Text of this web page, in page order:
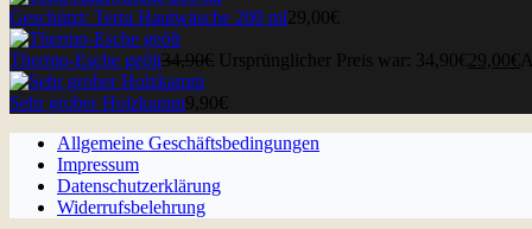
Geschützt: Terra Hautwäsche 200 ml29,00€
Thermo-Esche geölt34,90€ Ursprünglicher Preis war: 34,90€ 29,00€
Sehr grober Holzkamm9,90€
Allgemeine Geschäftsbedingungen
Impressum
Datenschutzerklärung
Widerrufsbelehrung